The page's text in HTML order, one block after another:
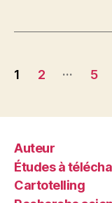
1 2 … 5
Auteur
Études à
Cartotelling